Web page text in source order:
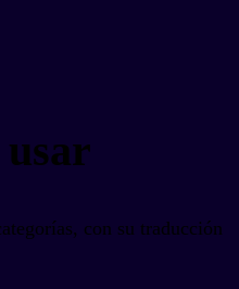
con su traducción